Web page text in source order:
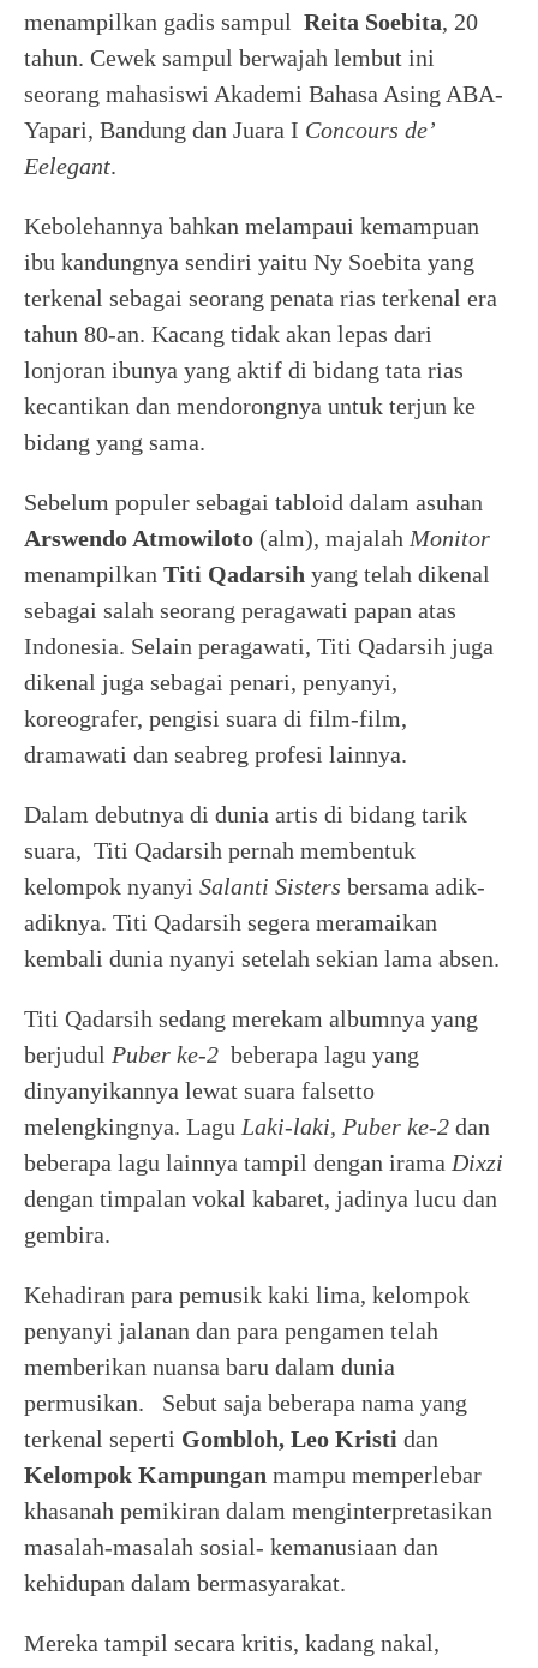
menampilkan gadis sampul Reita Soebita, 20
tahun. Cewek sampul berwajah lembut ini
seorang mahasiswi Akademi Bahasa Asing ABA-
Yapari, Bandung dan Juara I Concours de’
Eelegant.
Kebolehannya bahkan melampaui kemampuan
ibu kandungnya sendiri yaitu Ny Soebita yang
terkenal sebagai seorang penata rias terkenal era
tahun 80-an. Kacang tidak akan lepas dari
lonjoran ibunya yang aktif di bidang tata rias
kecantikan dan mendorongnya untuk terjun ke
bidang yang sama.
Sebelum populer sebagai tabloid dalam asuhan
Arswendo Atmowiloto (alm), majalah Monitor
menampilkan Titi Qadarsih yang telah dikenal
sebagai salah seorang peragawati papan atas
Indonesia. Selain peragawati, Titi Qadarsih juga
dikenal juga sebagai penari, penyanyi,
koreografer, pengisi suara di film-film,
dramawati dan seabreg profesi lainnya.
Dalam debutnya di dunia artis di bidang tarik
suara, Titi Qadarsih pernah membentuk
kelompok nyanyi Salanti Sisters bersama adik-
adiknya. Titi Qadarsih segera meramaikan
kembali dunia nyanyi setelah sekian lama absen.
Titi Qadarsih sedang merekam albumnya yang
berjudul Puber ke-2 beberapa lagu yang
dinyanyikannya lewat suara falsetto
melengkingnya. Lagu Laki-laki, Puber ke-2 dan
beberapa lagu lainnya tampil dengan irama Dixzi
dengan timpalan vokal kabaret, jadinya lucu dan
gembira.
Kehadiran para pemusik kaki lima, kelompok
penyanyi jalanan dan para pengamen telah
memberikan nuansa baru dalam dunia
permusikan. Sebut saja beberapa nama yang
terkenal seperti Gombloh, Leo Kristi dan
Kelompok Kampungan mampu memperlebar
khasanah pemikiran dalam menginterpretasikan
masalah-masalah sosial- kemanusiaan dan
kehidupan dalam bermasyarakat.
Mereka tampil secara kritis, kadang nakal,